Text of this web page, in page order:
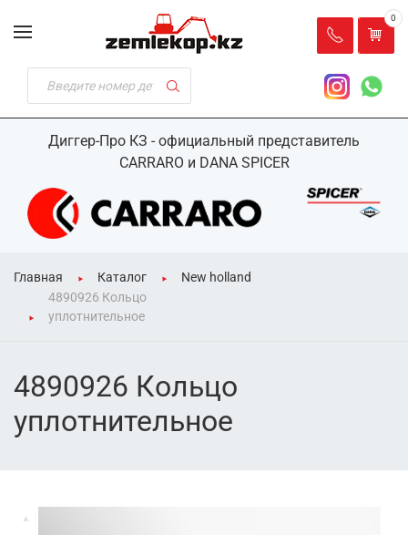
Диггер-Про КЗ - официальный представитель
CARRARO и DANA SPICER
0
Главная Каталог
New holland
4890926 Кольцо
уплотнительное
4890926 Кольцо
уплотнительное